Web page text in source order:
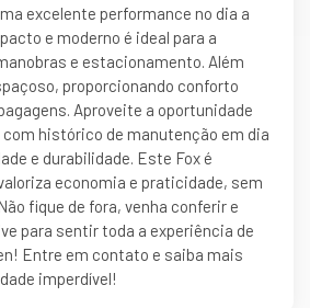
excelente performance no dia a
e moderno é ideal para a
e estacionamento. Além
proporcionando conforto
Aproveite a oportunidade
histórico de manutenção em dia
e durabilidade. Este Fox é
economia e praticidade, sem
fique de fora, venha conferir e
para sentir toda a experiência de
Entre em contato e saiba mais
imperdível!